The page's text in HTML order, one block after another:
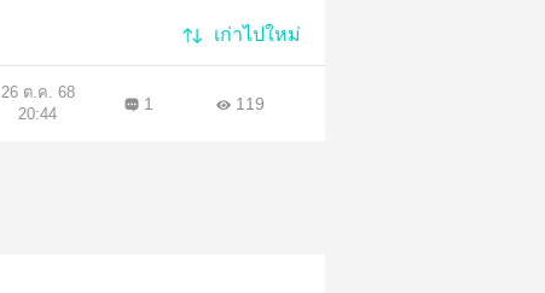
เก่าไปใหม่
26 ต.ค. 68
20:44
1 119